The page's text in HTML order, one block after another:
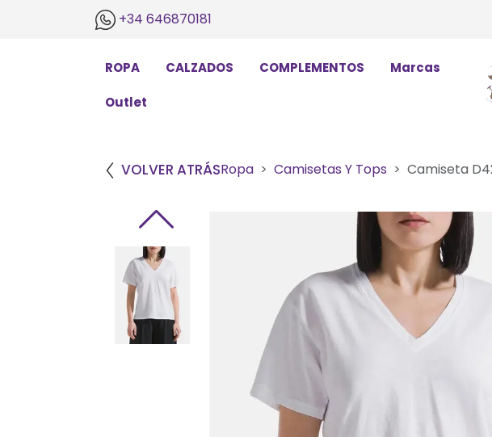
+34 646870181
ROPA CALZADOS COMPLEMENTOS Marcas
Outlet
VOLVER ATRÁSRopa Camisetas Y Tops Camiseta